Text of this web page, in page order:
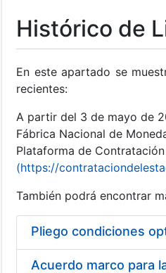
Mostrar/Ocultar
Mostrar/Ocultar
Mostrar/Ocultar
Histórico de
En este apartado se
recientes:
A partir del 3 de mayo de
Fábrica Nacional de
Plataforma de
(https://
También podrá encontrar
Pliego condiciones
Acuerdo marco para